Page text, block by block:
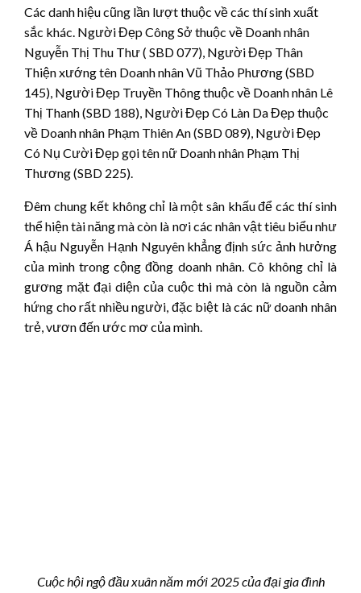
Các danh hiệu cũng lần lượt thuộc về các thí sinh xuất
sắc khác. Người Đẹp Công Sở thuộc về Doanh nhân
Nguyễn Thị Thu Thư ( SBD 077), Người Đẹp Thân
Thiện xướng tên Doanh nhân Vũ Thảo Phương (SBD
145), Người Đẹp Truyền Thông thuộc về Doanh nhân Lê
Thị Thanh (SBD 188), Người Đẹp Có Làn Da Đẹp thuộc
về Doanh nhân Phạm Thiên An (SBD 089), Người Đẹp
Có Nụ Cười Đẹp gọi tên nữ Doanh nhân Phạm Thị
Thương (SBD 225).
Đêm chung kết không chỉ là một sân khấu để các thí sinh
thể hiện tài năng mà còn là nơi các nhân vật tiêu biểu như
Á hậu Nguyễn Hạnh Nguyên khẳng định sức ảnh hưởng
của mình trong cộng đồng doanh nhân. Cô không chỉ là
gương mặt đại diện của cuộc thi mà còn là nguồn cảm
hứng cho rất nhiều người, đặc biệt là các nữ doanh nhân
trẻ, vươn đến ước mơ của mình.
Cuộc hội ngộ đầu xuân năm mới 2025 của đại gia đình